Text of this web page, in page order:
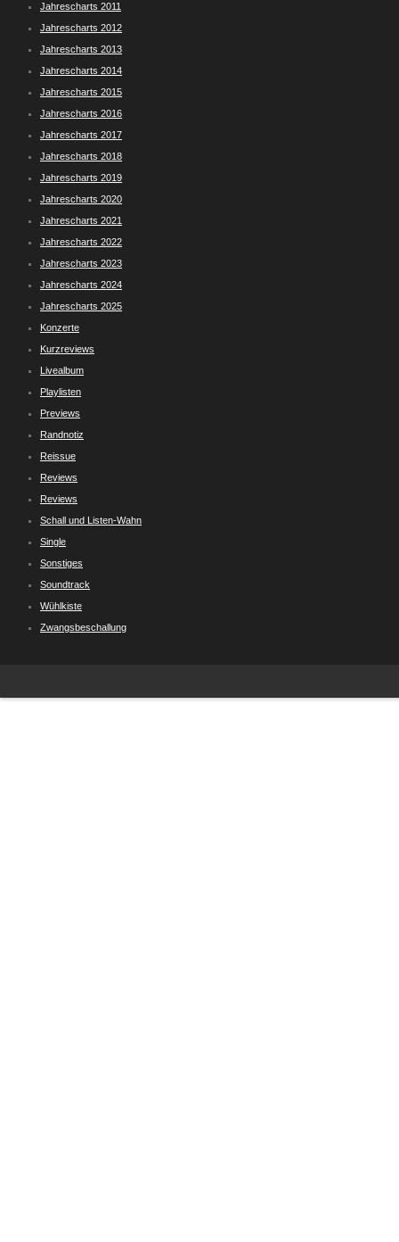
Jahrescharts 2011
Jahrescharts 2012
Jahrescharts 2013
Jahrescharts 2014
Jahrescharts 2015
Jahrescharts 2016
Jahrescharts 2017
Jahrescharts 2018
Jahrescharts 2019
Jahrescharts 2020
Jahrescharts 2021
Jahrescharts 2022
Jahrescharts 2023
Jahrescharts 2024
Jahrescharts 2025
Konzerte
Kurzreviews
Livealbum
Playlisten
Previews
Randnotiz
Reissue
Reviews
Reviews
Schall und Listen-Wahn
Single
Sonstiges
Soundtrack
Wühlkiste
Zwangsbeschallung